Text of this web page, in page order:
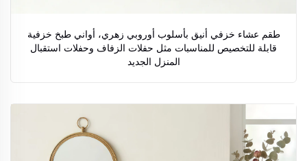
طقم عشاء خزفي أنيق بأسلوب أوروبي زهري، أواني طبخ خزفية
قابلة للتخصيص للمناسبات مثل حفلات الزفاف وحفلات استقبال
المنزل الجديد